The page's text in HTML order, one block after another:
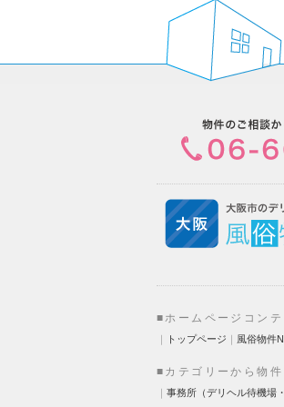
■ホームページコンテ
｜ トップページ ｜ 風俗物件
■カテゴリーから物件
｜ 事務所（デリヘル待機場